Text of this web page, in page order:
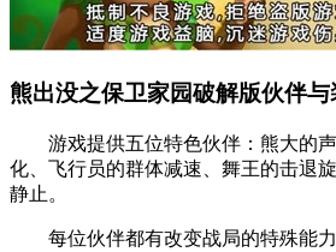
熊出没之保卫家园破解版伙伴
游戏提供五位特色伙伴：熊大的声
化、飞行员的群体减速、舞王的击退
静止。
每位伙伴都有改变战局的特殊能力